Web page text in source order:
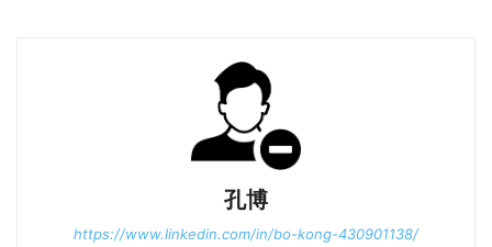
孔博
https://www.linkedin.com/in/bo-kong-430901138/